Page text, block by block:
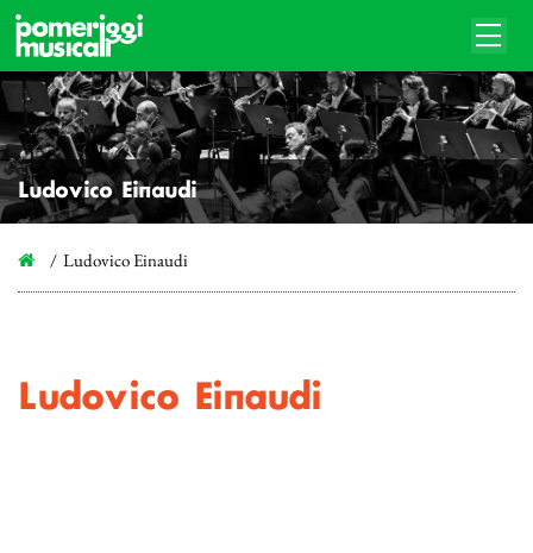
Ludovico Einaudi
Ludovico Einaudi
Ludovico Einaudi